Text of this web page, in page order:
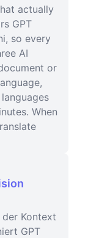
actually
GPT
so every
AI
or
When
der Kontext
GPT